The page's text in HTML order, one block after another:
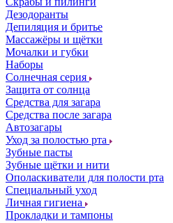
Дезодоранты
Депиляция и бритье
Массажёры и щётки
Мочалки и губки
Наборы
Солнечная серия
Защита от солнца
Средства для загара
Средства после загара
Автозагары
Уход за полостью рта
Зубные пасты
Зубные щётки и нити
Ополаскиватели для полости рта
Специальный уход
Личная гигиена
Прокладки и тампоны